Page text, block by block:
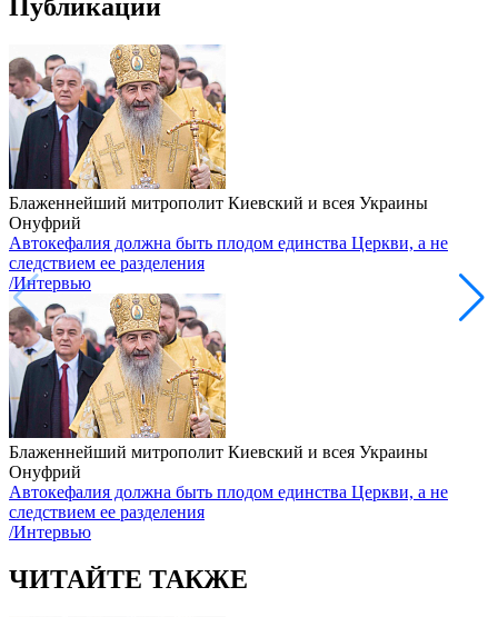
Публикации
Блаженнейший митрополит Киевский и всея Украины
Онуфрий
Автокефалия должна быть плодом единства Церкви, а не
следствием ее разделения
/Интервью
Блаженнейший митрополит Киевский и всея Украины
Онуфрий
Автокефалия должна быть плодом единства Церкви, а не
следствием ее разделения
/Интервью
ЧИТАЙТЕ ТАКЖЕ